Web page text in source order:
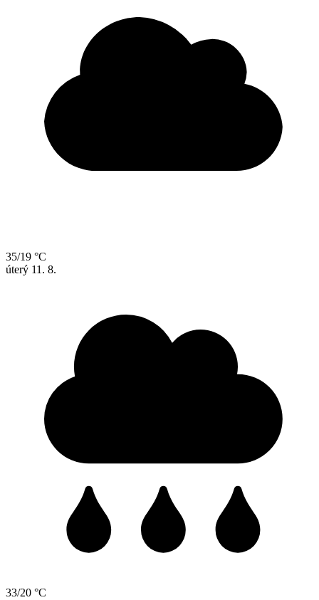
35/19 °C
úterý 11. 8.
33/20 °C